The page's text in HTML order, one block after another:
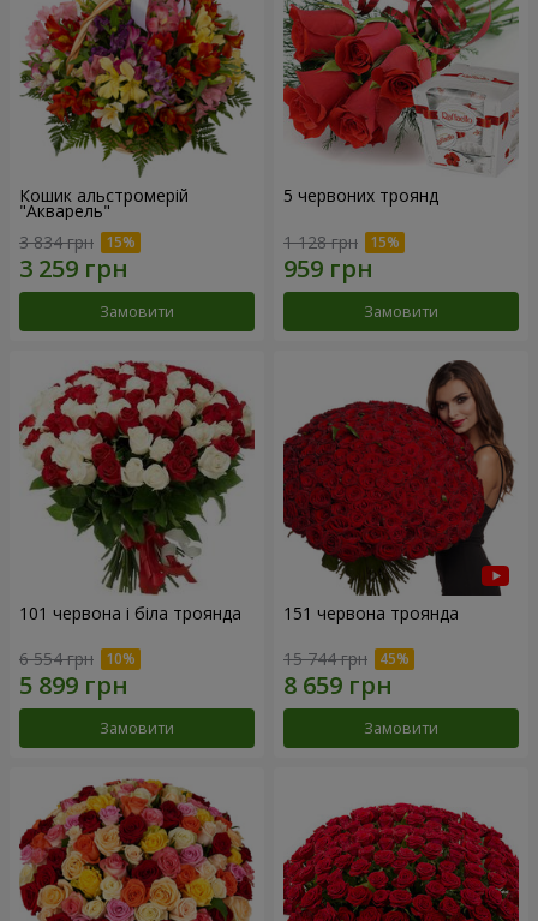
Кошик альстромерій
"Акварель"
3 834 грн
Замовити
5 червоних троянд
1 128 грн
Замовити
101 червона і біла троянда
6 554 грн
Замовити
151 червона троянда
15 744 грн
Замовити